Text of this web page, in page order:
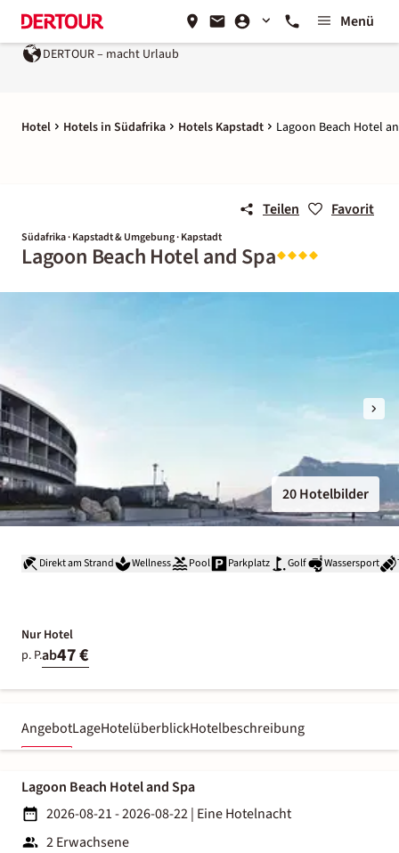
Menü
DERTOUR – macht Urlaub
Hotel Hotels in Südafrika Hotels Kapstadt Lagoon Beach Hotel
Teilen Favorit
Südafrika · Kapstadt & Umgebung · Kapstadt
Lagoon Beach Hotel and Spa
20 Hotelbilder
Direkt am Strand Wellness Pool Parkplatz Golf Wassersport
Nur Hotel
p. P.ab47 €
AngebotLageHotelüberblickHotelbeschreibung
Lagoon Beach Hotel and Spa
2026-08-21 - 2026-08-22| Eine Hotelnacht
2 Erwachsene